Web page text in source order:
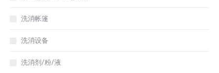
洗消帐篷
洗消设备
洗消剂/粉/液